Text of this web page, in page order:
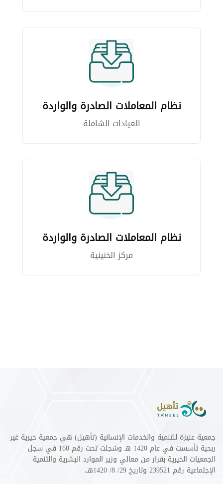
نظام المعاملات الصادرة والواردة
العيادات الشاملة
نظام المعاملات الصادرة والواردة
مركز الخنينية
جمعية عنيزة للتنمية والخدمات الإنسانية (تأهيل) هي جمعية خيرية غير
ربحية تأسست في عام 1420 هـ وسُجلت تحت رقم 160 في سجل
الجمعيات الخيرية بقرار من معالي وزير الموارد البشرية والتنمية
الإجتماعية رقم 239521 وتاريخ 29/ 8/ 1420هـ،